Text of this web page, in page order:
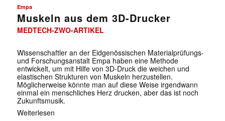
Empa
Muskeln aus dem 3D-Drucker
MEDTECH-ZWO-ARTIKEL
Wissenschaftler an der Eidgenössischen Materialprüfungs-
und Forschungsanstalt Empa haben eine Methode
entwickelt, um mit Hilfe von 3D-Druck die weichen und
elastischen Strukturen von Muskeln herzustellen.
Möglicherweise könnte man auf diese Weise irgendwann
einmal ein menschliches Herz drucken, aber das ist noch
Zukunftsmusik.
Weiterlesen